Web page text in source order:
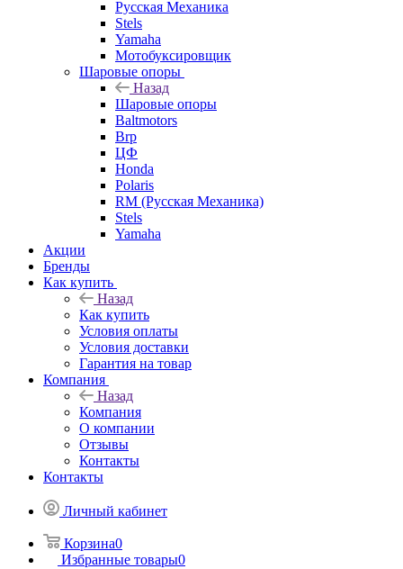
Русская Механика
Stels
Yamaha
Мотобуксировщик
Шаровые опоры
Назад
Шаровые опоры
Baltmotors
Brp
ЦФ
Honda
Polaris
RM (Русская Механика)
Stels
Yamaha
Акции
Бренды
Как купить
Назад
Как купить
Условия оплаты
Условия доставки
Гарантия на товар
Компания
Назад
Компания
О компании
Отзывы
Контакты
Контакты
Личный кабинет
Корзина0
Избранные товары0